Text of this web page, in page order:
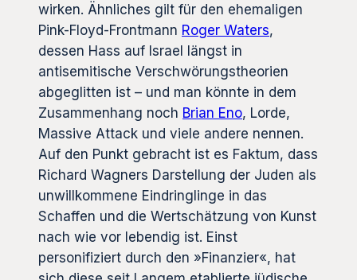
wirken. Ähnliches gilt für den ehemaligen
Pink-Floyd-Frontmann Roger Waters,
dessen Hass auf Israel längst in
antisemitische Verschwörungstheorien
abgeglitten ist – und man könnte in dem
Zusammenhang noch Brian Eno, Lorde,
Massive Attack und viele andere nennen.
Auf den Punkt gebracht ist es Faktum, dass
Richard Wagners Darstellung der Juden als
unwillkommene Eindringlinge in das
Schaffen und die Wertschätzung von Kunst
nach wie vor lebendig ist. Einst
personifiziert durch den »Finanzier«, hat